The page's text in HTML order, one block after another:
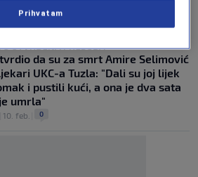
11. feb.| 0
UTVRĐENA PRESUDA
da su za smrt Amire Selimović
UKC-a Tuzla: "Dali su joj lijek
i pustili kući, a ona je dva sata
umrla"
10. feb. 0
Prihvatam